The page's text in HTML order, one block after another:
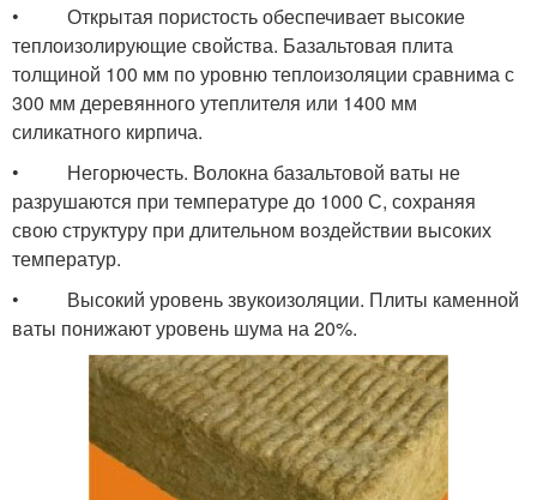
• Открытая пористость обеспечивает высокие
теплоизолирующие свойства. Базальтовая плита
толщиной 100 мм по уровню теплоизоляции сравнима с
300 мм деревянного утеплителя или 1400 мм
силикатного кирпича.
• Негорючесть. Волокна базальтовой ваты не
разрушаются при температуре до 1000 С, сохраняя
свою структуру при длительном воздействии высоких
температур.
• Высокий уровень звукоизоляции. Плиты каменной
ваты понижают уровень шума на 20%.